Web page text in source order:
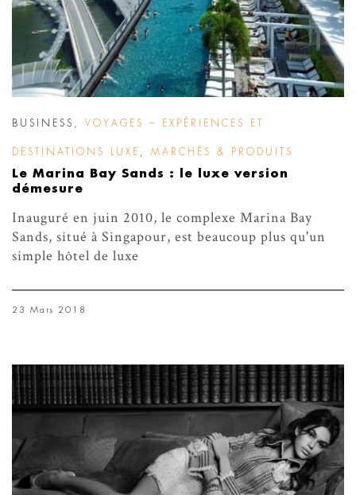
BUSINESS VOYAGES – EXPÉRIENCES ET
DESTINATIONS LUXE MARCHÉS & PRODUITS
Le Marina Bay Sands : le luxe version
démesure
Inauguré en juin 2010, le complexe Marina Bay
Sands, situé à Singapour, est beaucoup plus qu'un
simple hôtel de luxe
23 Mars 2018